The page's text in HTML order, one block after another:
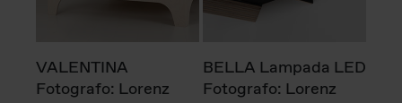
VALENTINA
Fotografo: Lorenz
BELLA Lampada LED
Fotografo: Lorenz